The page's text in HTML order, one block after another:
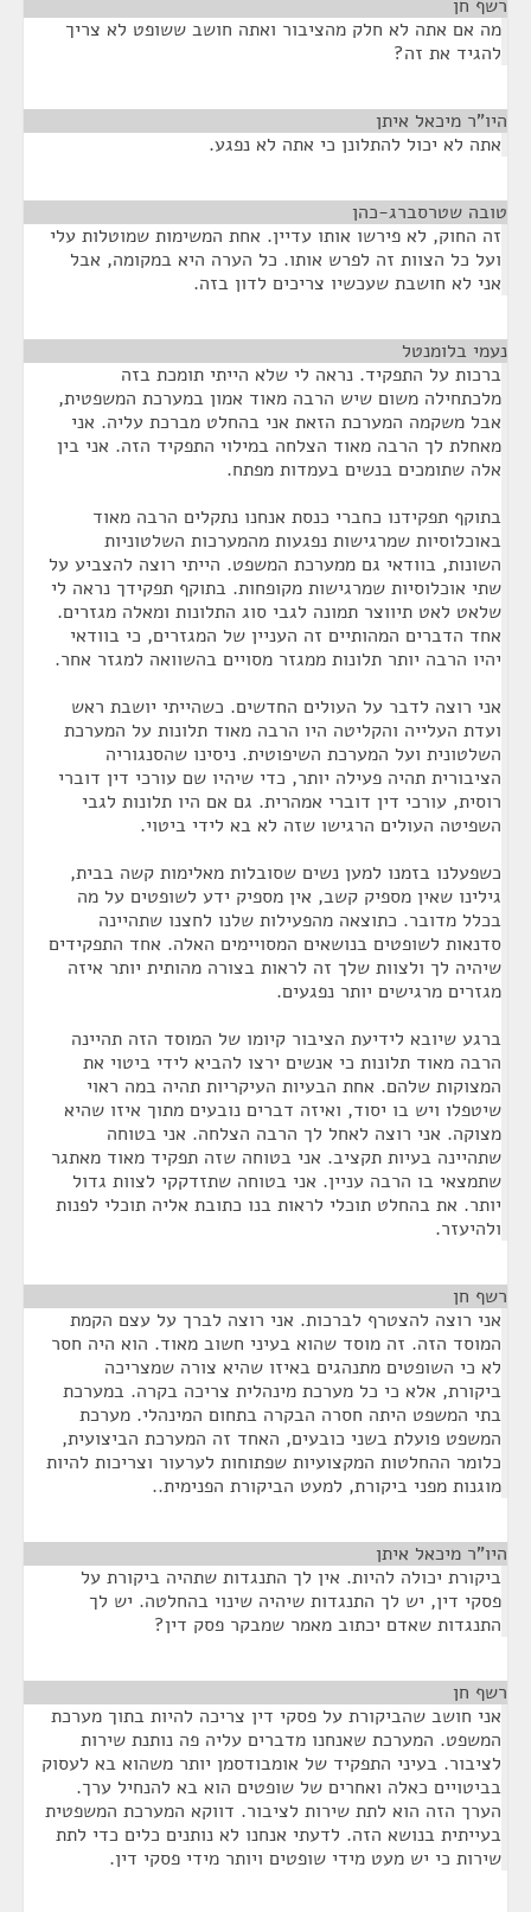
רשף חן
מה אם אתה לא חלק מהציבור ואתה חושב ששופט לא צריך
להגיד את זה?
היו"ר מיכאל איתן
אתה לא יכול להתלונן כי אתה לא נפגע.
טובה שטרסברג-כהן
זה החוק, לא פירשו אותו עדיין. אחת המשימות שמוטלות עלי
ועל כל הצוות זה לפרש אותו. כל הערה היא במקומה, אבל
אני לא חושבת שעכשיו צריכים לדון בזה.
נעמי בלומנטל
ברכות על התפקיד. נראה לי שלא הייתי תומכת בזה
מלכתחילה משום שיש הרבה מאוד אמון במערכת המשפטית,
אבל משקמה המערכת הזאת אני בהחלט מברכת עליה. אני
מאחלת לך הרבה מאוד הצלחה במילוי התפקיד הזה. אני בין
אלה שתומכים בנשים בעמדות מפתח.
בתוקף תפקידנו כחברי כנסת אנחנו נתקלים הרבה מאוד
באוכלוסיות שמרגישות נפגעות מהמערכות השלטוניות
השונות, בוודאי גם ממערכת המשפט. הייתי רוצה להצביע על
שתי אוכלוסיות שמרגישות מקופחות. בתוקף תפקידך נראה לי
שלאט לאט תיווצר תמונה לגבי סוג התלונות ומאלה מגזרים.
אחד הדברים המהותיים זה העניין של המגזרים, כי בוודאי
יהיו הרבה יותר תלונות ממגזר מסויים בהשוואה למגזר אחר.
אני רוצה לדבר על העולים החדשים. כשהייתי יושבת ראש
ועדת העלייה והקליטה היו הרבה מאוד תלונות על המערכת
השלטונית ועל המערכת השיפוטית. ניסינו שהסנגוריה
הציבורית תהיה פעילה יותר, כדי שיהיו שם עורכי דין דוברי
רוסית, עורכי דין דוברי אמהרית. גם אם היו תלונות לגבי
השפיטה העולים הרגישו שזה לא בא לידי ביטוי.
כשפעלנו בזמנו למען נשים שסובלות מאלימות קשה בבית,
גילינו שאין מספיק קשב, אין מספיק ידע לשופטים על מה
בכלל מדובר. כתוצאה מהפעילות שלנו לחצנו שתהיינה
סדנאות לשופטים בנושאים המסויימים האלה. אחד התפקידים
שיהיה לך ולצוות שלך זה לראות בצורה מהותית יותר איזה
מגזרים מרגישים יותר נפגעים.
ברגע שיובא לידיעת הציבור קיומו של המוסד הזה תהיינה
הרבה מאוד תלונות כי אנשים ירצו להביא לידי ביטוי את
המצוקות שלהם. אחת הבעיות העיקריות תהיה במה ראוי
שיטפלו ויש בו יסוד, ואיזה דברים נובעים מתוך איזו שהיא
מצוקה. אני רוצה לאחל לך הרבה הצלחה. אני בטוחה
שתהיינה בעיות תקציב. אני בטוחה שזה תפקיד מאוד מאתגר
שתמצאי בו הרבה עניין. אני בטוחה שתזדקקי לצוות גדול
יותר. את בהחלט תוכלי לראות בנו כתובת אליה תוכלי לפנות
ולהיעזר.
רשף חן
אני רוצה להצטרף לברכות. אני רוצה לברך על עצם הקמת
המוסד הזה. זה מוסד שהוא בעיני חשוב מאוד. הוא היה חסר
לא כי השופטים מתנהגים באיזו שהיא צורה שמצריכה
ביקורת, אלא כי כל מערכת מינהלית צריכה בקרה. במערכת
בתי המשפט היתה חסרה הבקרה בתחום המינהלי. מערכת
המשפט פועלת בשני כובעים, האחד זה המערכת הביצועית,
כלומר ההחלטות המקצועיות שפתוחות לערעור וצריכות להיות
מוגנות מפני ביקורת, למעט הביקורת הפנימית..
היו"ר מיכאל איתן
ביקורת יכולה להיות. אין לך התנגדות שתהיה ביקורת על
פסקי דין, יש לך התנגדות שיהיה שינוי בהחלטה. יש לך
התנגדות שאדם יכתוב מאמר שמבקר פסק דין?
רשף חן
אני חושב שהביקורת על פסקי דין צריכה להיות בתוך מערכת
המשפט. המערכת שאנחנו מדברים עליה פה נותנת שירות
לציבור. בעיני התפקיד של אומבודסמן יותר משהוא בא לעסוק
בביטויים כאלה ואחרים של שופטים הוא בא להנחיל ערך.
הערך הזה הוא לתת שירות לציבור. דווקא המערכת המשפטית
בעייתית בנושא הזה. לדעתי אנחנו לא נותנים כלים כדי לתת
שירות כי יש מעט מידי שופטים ויותר מידי פסקי דין.